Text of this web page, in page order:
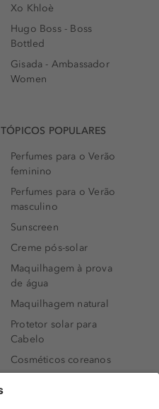
Xo Khloè
Hugo Boss - Boss
Bottled
Gisada - Ambassador
Women
TÓPICOS POPULARES
Perfumes para o Verão
feminino
Perfumes para o Verão
masculino
Sunscreen
Creme pós-solar
Maquilhagem à prova
de água
Maquilhagem natural
Protetor solar para
Cabelo
Cosméticos coreanos